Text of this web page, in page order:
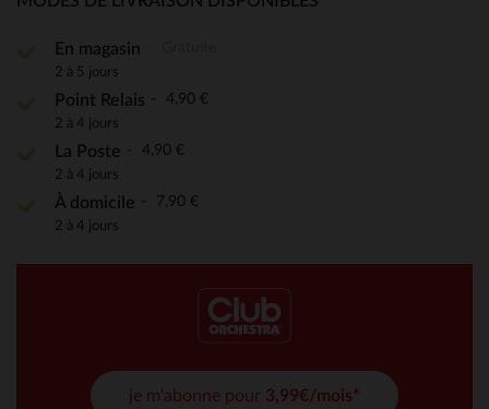
En magasin
2 à 5 jours
Point Relais 4,90 €
2 à 4 jours
La Poste 4,90 €
2 à 4 jours
À domicile 7,90 €
2 à 4 jours
je m'abonne pour 3,99€/mois*